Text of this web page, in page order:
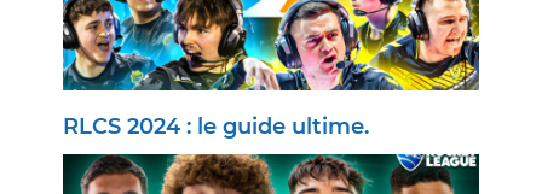
RLCS 2024 : le guide ultime.